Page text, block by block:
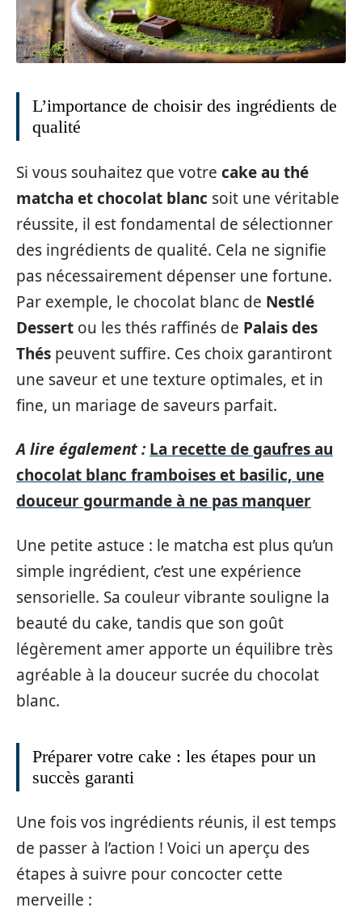
L’importance de choisir des ingrédients de
qualité
Si vous souhaitez que votre cake au thé
matcha et chocolat blanc soit une véritable
réussite, il est fondamental de sélectionner
des ingrédients de qualité. Cela ne signifie
pas nécessairement dépenser une fortune.
Par exemple, le chocolat blanc de Nestlé
Dessert ou les thés raffinés de Palais des
Thés peuvent suffire. Ces choix garantiront
une saveur et une texture optimales, et in
fine, un mariage de saveurs parfait.
A lire également : La recette de gaufres au
chocolat blanc framboises et basilic, une
douceur gourmande à ne pas manquer
Une petite astuce : le matcha est plus qu’un
simple ingrédient, c’est une expérience
sensorielle. Sa couleur vibrante souligne la
beauté du cake, tandis que son goût
légèrement amer apporte un équilibre très
agréable à la douceur sucrée du chocolat
blanc.
Préparer votre cake : les étapes pour un
succès garanti
Une fois vos ingrédients réunis, il est temps
de passer à l’action ! Voici un aperçu des
étapes à suivre pour concocter cette
merveille :